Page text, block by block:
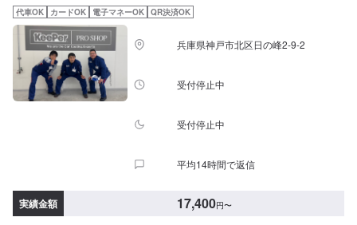
（作業時間：3〜8時間）＞人気メニュー！二層コーティングで塗装の色をよ
り濃く透明な艶を加える！ノーメンテで3年耐久！（メンテありで5年耐久）
⚪︎施工価格（車サイズ）49,900円（SSサイズ）55,100円（Sサイズ）60,400
円（Mサイズ）64,400円（Lサイズ）70,900円（LLサイズ）90,700円（XLサ
イズ）▶︎プレミアム仕様（細かい部分まで施工）⚪︎施工価格（車サイズ）
74,600円（SSサイズ）83,000円（Sサイズ）90,300円（Mサイズ）96,600円
（Lサイズ）106,100円（LLサイズ）136,500円（XLサイズ）＜ダブルダイヤ
レジン被膜を2層重ねた三層コーティング！ノーメンテで3年耐久！（メンテ
ズ）131,400円（XLサイズ）＜エコプラスダイヤモンドキーパー（作業時
にくい施工です。ノーメンテで3年耐久！（メンテありで5年耐久）⚪︎施工価
格（車サイズ）72,200円（SSサイズ）79,900円（Sサイズ）87,600円（Mサ
代車OK カードOK 電子マネーOK QR決済OK
兵庫県神戸市北区日の峰2-9-2
受付停止中
受付停止中
平均14時間で返信
実績金額 17,400円〜